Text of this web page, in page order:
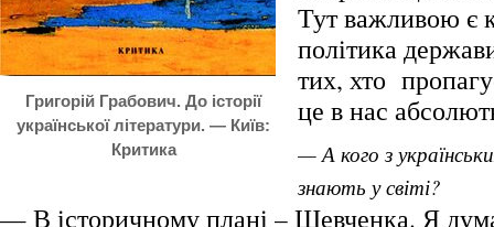
Григорій Грабович. До історії
української літератури. — Київ:
Критика
Тут важливою є
політика
тих, хто
це в нас
— А кого з
знають у світі?
— В історичному плані – Шевченка. Я